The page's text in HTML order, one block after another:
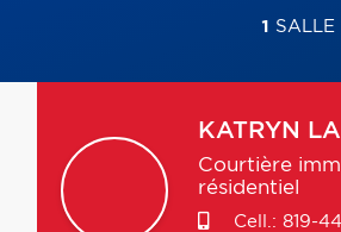
1 SALLE
KATRYN
Courtière
résidentiel
Cell.: 819-